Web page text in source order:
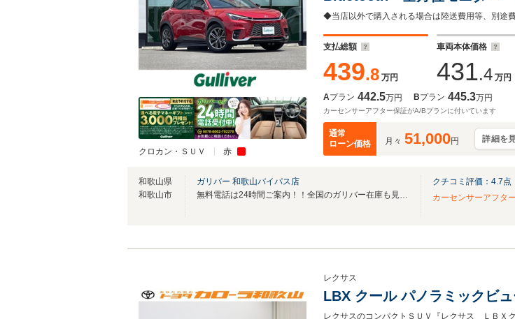
クロカン・ＳＵＶ 赤
インチアルミホイール 純正
支払総額
439.8 万円
車両本体価格
431.4 万円
Aプラン 442.5万円 Bプラン 445.3万円
カーセンサーアフター保証がA/Bプランに付いています
通常
ローン価格
月々 51,000円 詳細を
和歌山県
和歌山市
ガリバー 和歌山バイパス店
無料電話は24時間ご案内！！全国のガリバー在庫も見たい方は一括照会が可能です！
クチコミ評価： 4.7点
カーセンサーアフタ
レクサス
LBX クール パノラミックビ
レクサスのコンパクトＳＵＶ『レクサス ＬＢＸク